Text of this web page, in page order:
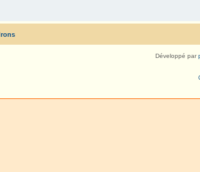
Développé par